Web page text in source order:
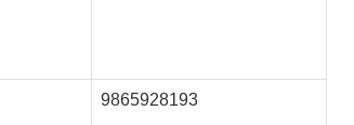
9865928193